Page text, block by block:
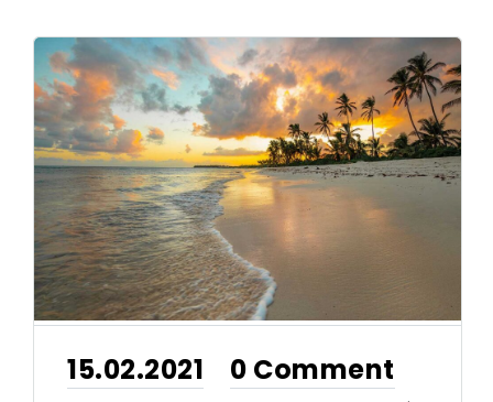
15.02.2021 0 Comment